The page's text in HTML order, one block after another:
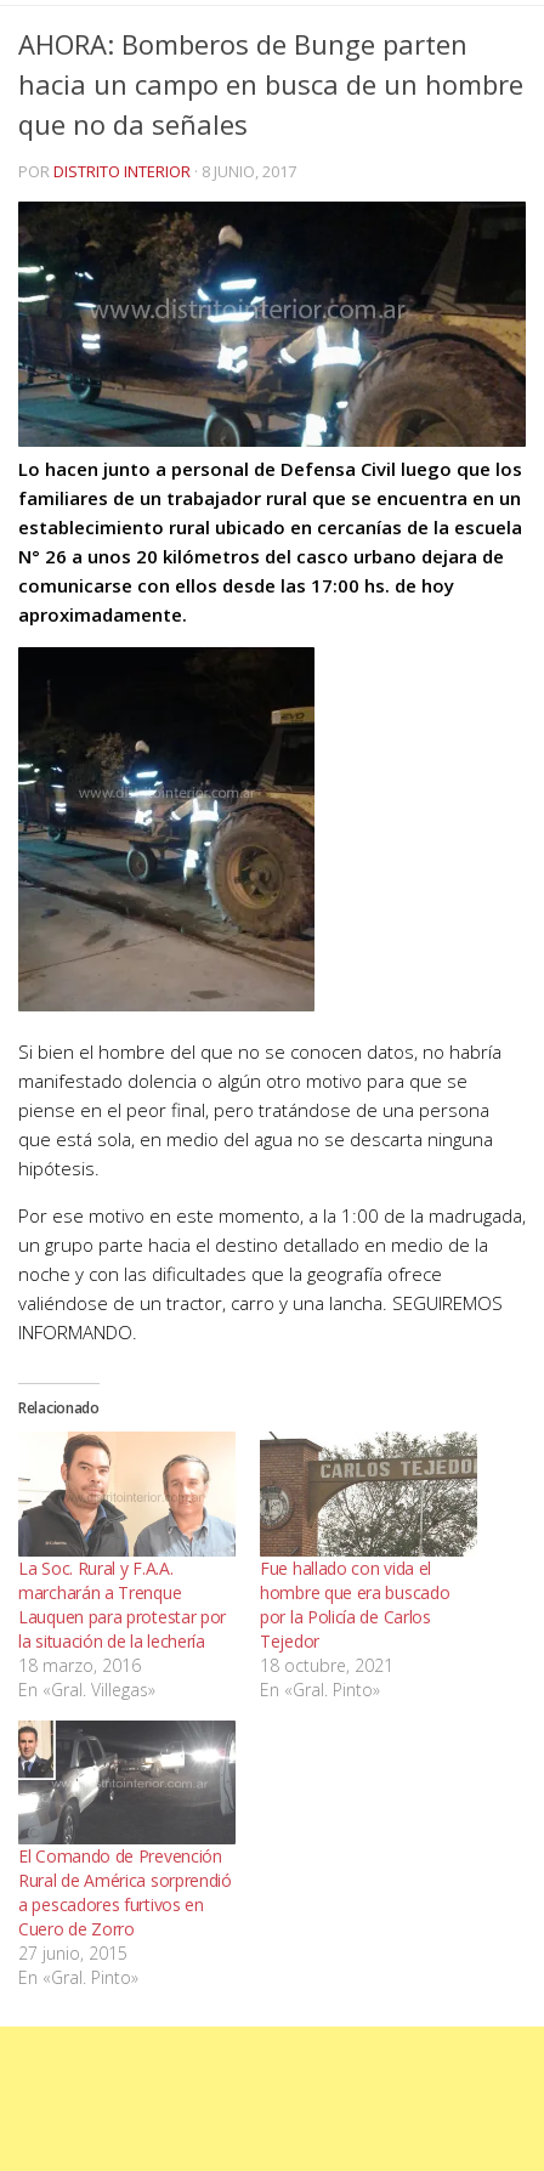
AHORA: Bomberos de Bunge parten
hacia un campo en busca de un hombre
que no da señales
PORDISTRITO INTERIOR · 8 JUNIO, 2017
Lo hacen junto a personal de Defensa Civil luego que los
familiares de un trabajador rural que se encuentra en un
establecimiento rural ubicado en cercanías de la escuela
N° 26 a unos 20 kilómetros del casco urbano dejara de
comunicarse con ellos desde las 17:00 hs. de hoy
aproximadamente.
Si bien el hombre del que no se conocen datos, no habría
manifestado dolencia o algún otro motivo para que se
piense en el peor final, pero tratándose de una persona
que está sola, en medio del agua no se descarta ninguna
hipótesis.
Por ese motivo en este momento, a la 1:00 de la madrugada,
un grupo parte hacia el destino detallado en medio de la
noche y con las dificultades que la geografía ofrece
valiéndose de un tractor, carro y una lancha. SEGUIREMOS
INFORMANDO.
Relacionado
La Soc. Rural y F.A.A.
marcharán a Trenque
Lauquen para protestar por
la situación de la lechería
18 marzo, 2016
En «Gral. Villegas»
Fue hallado con vida el
hombre que era buscado
por la Policía de Carlos
Tejedor
18 octubre, 2021
En «Gral. Pinto»
El Comando de Prevención
Rural de América sorprendió
a pescadores furtivos en
Cuero de Zorro
27 junio, 2015
En «Gral. Pinto»